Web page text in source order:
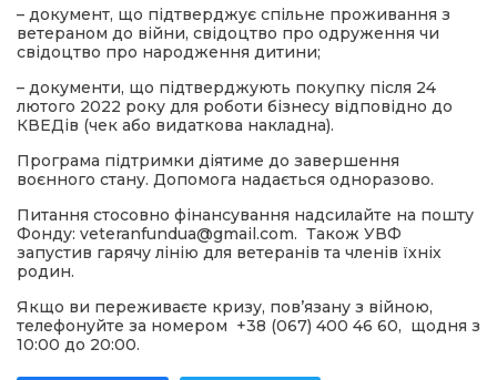
– документ, що підтверджує спільне проживання з
ветераном до війни, свідоцтво про одруження чи
свідоцтво про народження дитини;
– документи, що підтверджують покупку після 24
лютого 2022 року для роботи бізнесу відповідно до
КВЕДів (чек або видаткова накладна).
Програма підтримки діятиме до завершення
воєнного стану. Допомога надається одноразово.
Питання стосовно фінансування надсилайте на пошту
Фонду: veteranfundua@gmail.com. Також УВФ
запустив гарячу лінію для ветеранів та членів їхніх
родин.
Якщо ви переживаєте кризу, пов’язану з війною,
телефонуйте за номером +38 (067) 400 46 60, щодня з
10:00 до 20:00.